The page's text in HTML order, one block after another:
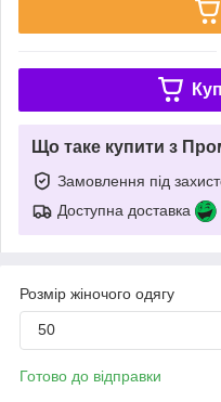
Що таке купити з
Замовлення під
Доступна доставка
Розмір жіночого одягу
50
Готово до відправки